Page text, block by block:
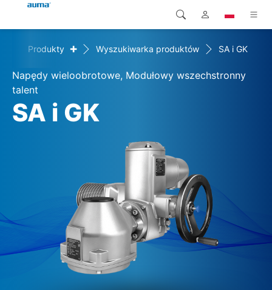
Produkty
Rozwiązania
Pliki do pobrania
Global
Europa
Azja i Pacyfik
Ameryka Północna
Wyszukaj
Produkty + Wyszukiwarka produktów SA i GK
Napędy wieloobrotowe, Modułowy wszechstronny
talent
SA i GK